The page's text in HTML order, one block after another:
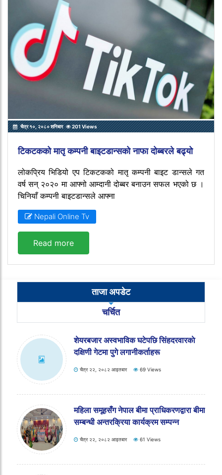
चैत्र १०, २०८० शनिबार 201 Views
टिकटकको मातृ कम्पनी बाइटडान्सको नाफा दोब्बरले बढ्यो
लोकप्रिय भिडियो एप टिकटकको मातृ कम्पनी बाइट डान्सले गत
वर्ष सन् २०२० मा आफ्नो आम्दानी दोब्बर बनाउन सफल भएको छ ।
चिनियाँ कम्पनी बाइटडान्सले आफ्ना
Nepali Online Tv
Read more
ताजा अपडेट
चर्चित
सभामुखद्वारा पदभार ग्रहण
चैत्र २२, २०८२ आइतबार 60 Views
शेयरबजार अस्वभाविक घटेपछि सिंहदरवारकाे
दक्षिणी गेटमा पुगे लगानीकर्ताहरू
चैत्र २२, २०८२ आइतबार 69 Views